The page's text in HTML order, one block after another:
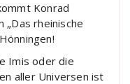
Konrad
„Das rheinische
Imis oder die
aller Universen ist